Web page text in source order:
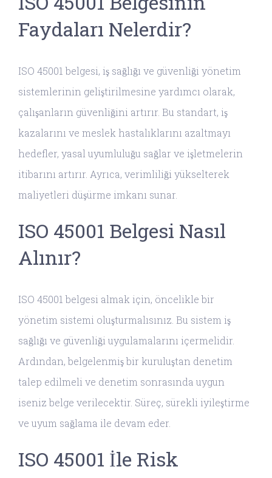
Faydaları Nelerdir?
ISO 45001 belgesi, iş sağlığı ve güvenliği yönetim
sistemlerinin geliştirilmesine yardımcı olarak,
çalışanların güvenliğini artırır. Bu standart, iş
kazalarını ve meslek hastalıklarını azaltmayı
hedefler, yasal uyumluluğu sağlar ve işletmelerin
itibarını artırır. Ayrıca, verimliliği yükselterek
maliyetleri düşürme imkanı sunar.
ISO 45001 Belgesi Nasıl
Alınır?
ISO 45001 belgesi almak için, öncelikle bir
yönetim sistemi oluşturmalısınız. Bu sistem iş
sağlığı ve güvenliği uygulamalarını içermelidir.
Ardından, belgelenmiş bir kuruluştan denetim
talep edilmeli ve denetim sonrasında uygun
iseniz belge verilecektir. Süreç, sürekli iyileştirme
ve uyum sağlama ile devam eder.
ISO 45001 İle Risk